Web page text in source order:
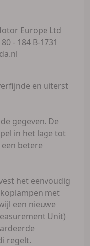
Europe Ltd
- 184 B-1731
en uiterst
gegeven. De
in het lage tot
betere
het eenvoudig
met
een nieuwe
Unit)
regelt.